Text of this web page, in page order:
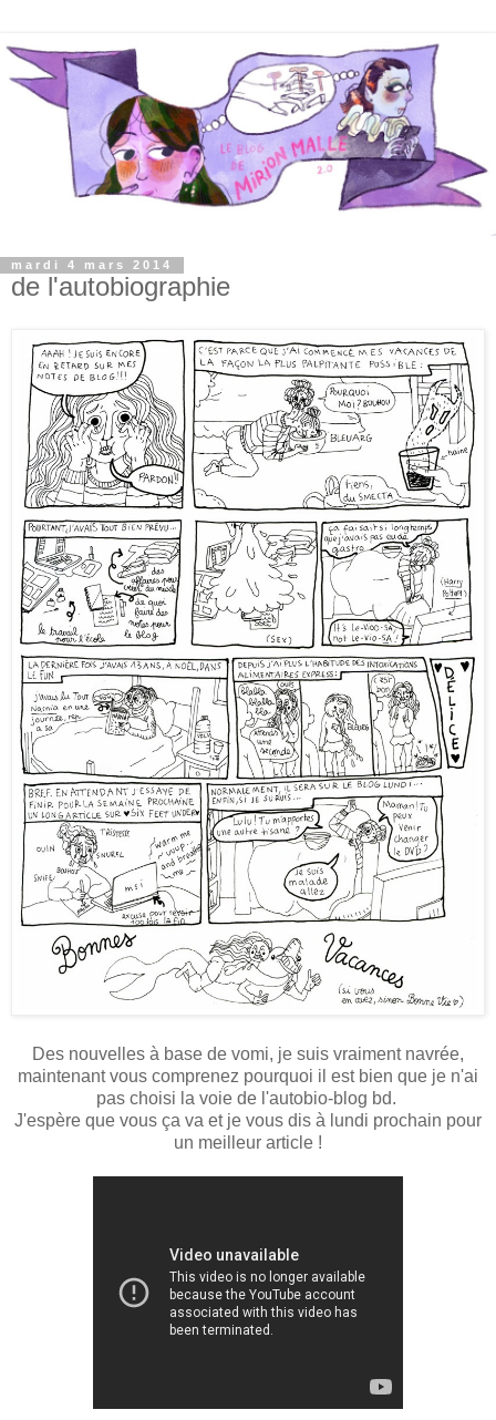
mardi 4 mars 2014
de l'autobiographie
Des nouvelles à base de vomi, je suis vraiment navrée,
maintenant vous comprenez pourquoi il est bien que je n'ai
pas choisi la voie de l'autobio-blog bd.
J'espère que vous ça va et je vous dis à lundi prochain pour
un meilleur article !